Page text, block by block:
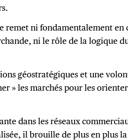
remet ni fondamentalement en
ni le rôle de la logique
géostratégiques et une
» les marchés pour les orienter
dans les réseaux
il brouille de plus en plus la